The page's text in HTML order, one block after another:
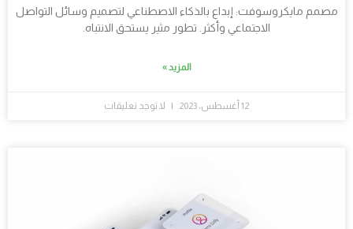
مصمم مايكروسوفت: إبداع بالذكاء الاصطناعي لتصميم وسائل التواصل
الاجتماعي وأكثر. تطور مثير يستحق الانتباه.
المزيد »
12 أغسطس، 2023 لا توجد تعليقات